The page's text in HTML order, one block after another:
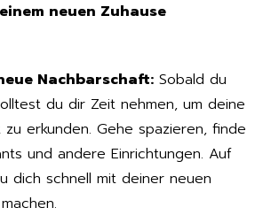
neuen Zuhause
Nachbarschaft: Sobald du
du dir Zeit nehmen, um deine
erkunden. Gehe spazieren, finde
und andere Einrichtungen. Auf
dich schnell mit deiner neuen